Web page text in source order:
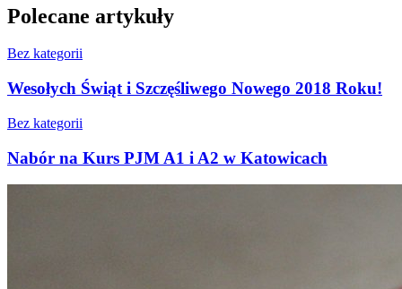
Polecane artykuły
Bez kategorii
Wesołych Świąt i Szczęśliwego Nowego 2018 Roku!
Bez kategorii
Nabór na Kurs PJM A1 i A2 w Katowicach